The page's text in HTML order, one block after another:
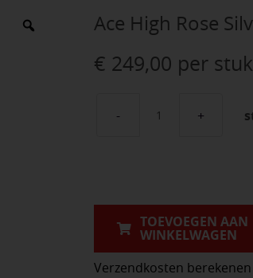
Ace High Rose
€ 249,00 per stuk
Ace
aantal
TOEVOEGEN AAN
WINKELWAGEN
Verzendkosten berekenen